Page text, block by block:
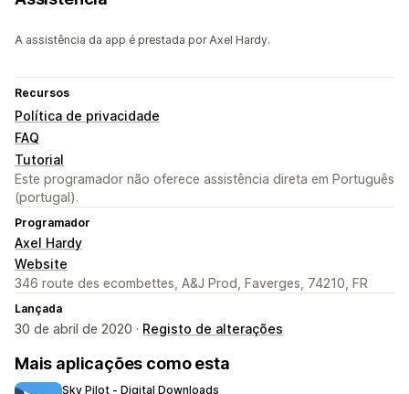
A assistência da app é prestada por Axel Hardy.
Recursos
Política de privacidade
FAQ
Tutorial
Este programador não oferece assistência direta em Português
(portugal).
Programador
Axel Hardy
Website
346 route des ecombettes, A&J Prod, Faverges, 74210, FR
Lançada
30 de abril de 2020 · Registo de alterações
Mais aplicações como esta
Sky Pilot ‑ Digital Downloads